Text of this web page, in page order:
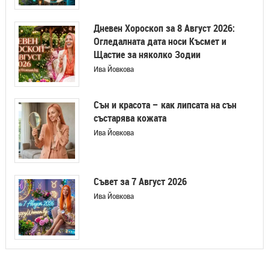
Дневен Хороскоп за 8 Август 2026:
Огледалната дата носи Късмет и
Щастие за няколко Зодии
Ива Йовкова
Сън и красота – как липсата на сън
състарява кожата
Ива Йовкова
Съвет за 7 Август 2026
Ива Йовкова